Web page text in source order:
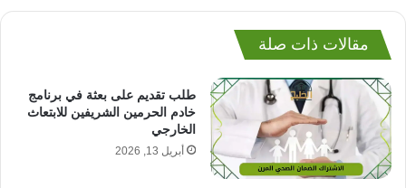
مقالات ذات صلة
طلب تقديم على بعثة في برنامج
خادم الحرمين الشريفين للابتعاث
الخارجي
أبريل 13, 2026